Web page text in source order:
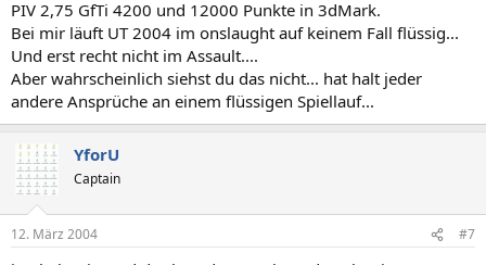
verpackt hol dirn ~2800er xp oder so bevor du dein geld sinnlos
rausschmeisst
fürn neues board des beim nächstem cpu upgrade zwangsläufig
raus muss
PIV 2,75 GfTi 4200 und 12000 Punkte in 3dMark.
Bei mir läuft UT 2004 im onslaught auf keinem Fall flüssig...
Und erst recht nicht im Assault....
Aber wahrscheinlich siehst du das nicht... hat halt jeder
andere Ansprüche an einem flüssigen Spiellauf...
YforU
Captain
12. März 2004 #7